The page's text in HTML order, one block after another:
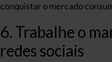
conquistar o mercado
6. Trabalhe o
redes sociais